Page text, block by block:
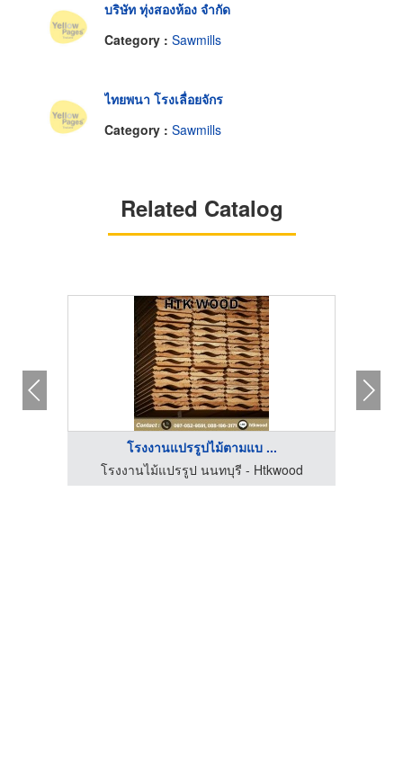
บริษัท ทุ่งสองห้อง จำกัด
Category : Sawmills
ไทยพนา โรงเลื่อยจักร
Category : Sawmills
Related Catalog
โรงงานแปรรูปไม้ตามแบ ...
โรงงานไม้แปรรูป นนทบุรี - Htkwood